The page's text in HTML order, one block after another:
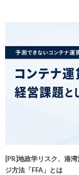
[PR]地政学リスク、港
ジ方法「FFA」とは